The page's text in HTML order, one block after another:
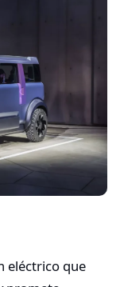
eléctrico que